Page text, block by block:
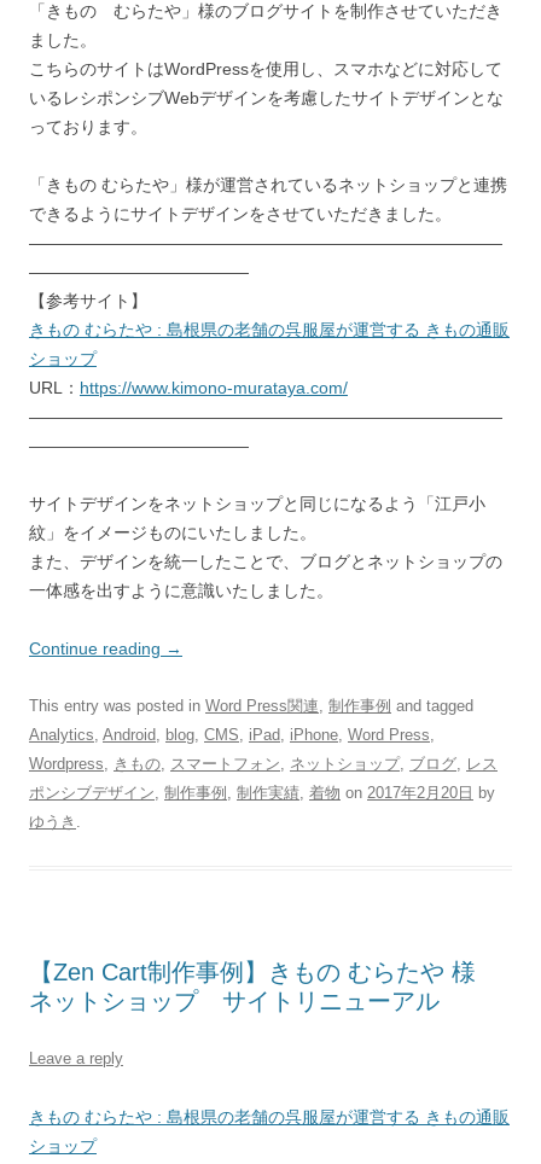
「きもの むらたや」様のブログサイトを制作させていただき
ました。
こちらのサイトはWordPressを使用し、スマホなどに対応して
いるレシポンシブWebデザインを考慮したサイトデザインとな
っております。
「きもの むらたや」様が運営されているネットショップと連携
できるようにサイトデザインをさせていただきました。
――――――――――――――――――――――――――――
―――――――――――――
【参考サイト】
きもの むらたや : 島根県の老舗の呉服屋が運営する きもの通販
ショップ
URL： https://www.kimono-murataya.com/
――――――――――――――――――――――――――――
―――――――――――――
サイトデザインをネットショップと同じになるよう「江戸小
紋」をイメージものにいたしました。
また、デザインを統一したことで、ブログとネットショップの
一体感を出すように意識いたしました。
Continue reading →
This entry was posted in Word Press関連, 制作事例 and tagged
Analytics, Android, blog, CMS, iPad, iPhone, Word Press,
Wordpress, きもの, スマートフォン, ネットショップ, ブログ, レス
ポンシブデザイン, 制作事例 , 制作実績, 着物 on 2017年2月20日 by
ゆうき .
【Zen Cart制作事例】きもの むらたや 様
ネットショップ サイトリニューアル
Leave a reply
きもの むらたや : 島根県の老舗の呉服屋が運営する きもの通販
ショップ